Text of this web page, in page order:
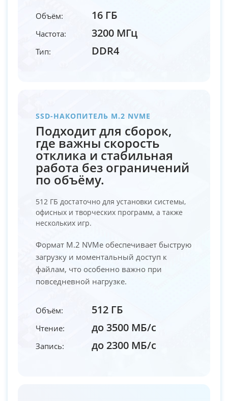
Объём: 16 ГБ
Частота: 3200 МГц
Тип: DDR4
SSD-НАКОПИТЕЛЬ M.2 NVME
Подходит для сборок,
где важны скорость
отклика и стабильная
работа без ограничений
по объёму.
512 ГБ достаточно для установки системы,
офисных и творческих программ, а также
нескольких игр.
Формат M.2 NVMe обеспечивает быструю
загрузку и моментальный доступ к
файлам, что особенно важно при
повседневной нагрузке.
Объём: 512 ГБ
Чтение: до 3500 МБ/с
Запись: до 2300 МБ/с